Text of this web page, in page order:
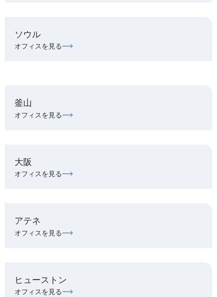
ソウル
オフィスを見る
釜山
オフィスを見る
大阪
オフィスを見る
アテネ
オフィスを見る
ヒューストン
オフィスを見る